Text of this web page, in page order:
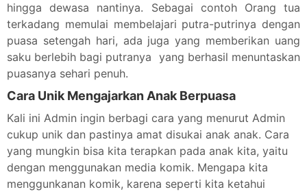
hingga dewasa nantinya. Sebagai contoh Orang tua
terkadang memulai membelajari putra-putrinya dengan
puasa setengah hari, ada juga yang memberikan uang
saku berlebih bagi putranya yang berhasil menuntaskan
puasanya sehari penuh.
Cara Unik Mengajarkan Anak Berpuasa
Kali ini Admin ingin berbagi cara yang menurut Admin
cukup unik dan pastinya amat disukai anak anak. Cara
yang mungkin bisa kita terapkan pada anak kita, yaitu
dengan menggunakan media komik. Mengapa kita
menggunkanan komik, karena seperti kita ketahui